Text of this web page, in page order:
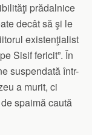
prădalnice
decât să şi le
existenţialist
Sisif fericit”. În
suspendată într-
a murit, ci
spaimă caută